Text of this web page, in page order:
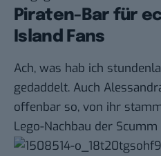
Piraten-Bar für
Island Fans
Ach, was hab ich
gedaddelt. Auch
offenbar so, von ihr
Lego-Nachbau der Scumm